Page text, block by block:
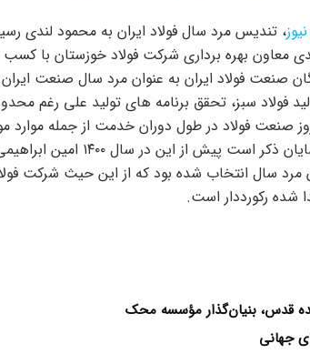
، تندیس مرد سال فولاد ایران به محمود لندی
فولاد سبز، تحقق برنامه های تولید علی رغم
صنعت فولاد در طول دوران خدمت از جمله موارد
نخبگان صنعت فولاد است.
مرد سال انتخاب شده بود که از این حیث شرکت
قدس، بنیان‌گذار مؤسسه محک
جهانی